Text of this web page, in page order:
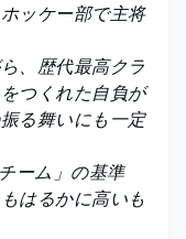
ッケー部で主将
、歴代最高クラ
つくれた自負が
る舞いにも一定
ーム」の基準
はるかに高いも